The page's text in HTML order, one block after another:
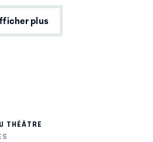
plus
THÉÂTRE